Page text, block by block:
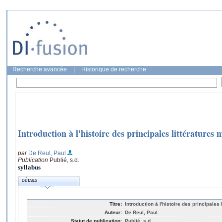
Recherche avancée Historique de recherche
Introduction à l'histoire des principales littératures
par De Reul, Paul
Publication Publié, s.d.
syllabus
DÉTAILS
Titre: Introduction à l'histoire des principales
Auteur: De Reul, Paul
Statut de publication: Publié, s.d.